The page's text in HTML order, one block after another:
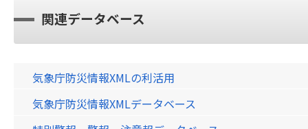
関連データベース
気象庁防災情報XMLの利活用
気象庁防災情報XMLデータベース